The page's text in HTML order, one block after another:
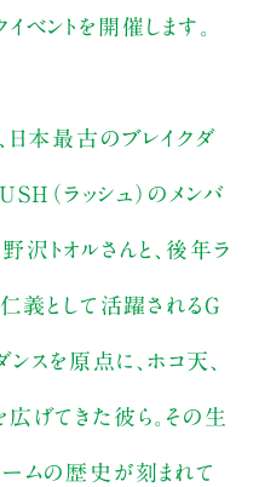
ベントを開催します。
日本最古のブレイクダ
（ラッシュ）のメンバ
トオルさんと、後年ラ
として活躍されるG
スを原点に、ホコ天、
げてきた彼ら。その生
ームの歴史が刻まれて